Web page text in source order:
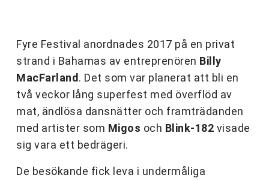
Fyre Festival anordnades 2017 på en privat
strand i Bahamas av entreprenören Billy
MacFarland . Det som var planerat att bli en
två veckor lång superfest med överflöd av
mat, ändlösa dansnätter och framträdanden
med artister som Migos och Blink-182 visade
sig vara ett bedrägeri.
De besökande fick leva i undermåliga